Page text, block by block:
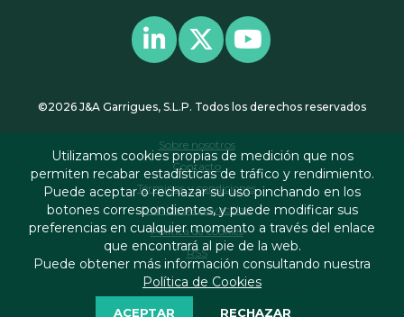
©2026 J&A Garrigues, S.L.P. Todos los derechos reservados
Sobre nosotros
Contacto
Términos y condiciones
Política de privacidad
Política de cookies
RSS
Utilizamos cookies propias de medición que nos
permiten recabar estadísticas de tráfico y rendimiento.
Puede aceptar o rechazar su uso pinchando en los
botones correspondientes, y puede modificar sus
preferencias en cualquier momento a través del enlace
que encontrará al pie de la web.
Puede obtener más información consultando nuestra
Política de Cookies
ACEPTAR RECHAZAR